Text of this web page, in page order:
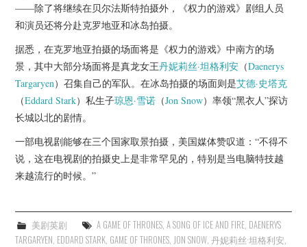
电影档期
推荐电影
——除了将继续在贝尔法斯特拍摄外，《权力的游戏》剧组人员
和演员还将分赴克罗地亚和冰岛拍摄。
据悉，在克罗地亚拍摄的场面将是《权力的游戏》中南方的场
景，其中大部分场面将是真龙女王丹妮莉丝·坦格利安 （Daenerys
Targaryen）召集自己的军队。在冰岛拍摄的场面则是艾德·史塔克
（Eddard Stark）私生子琼恩·雪诺 （Jon Snow）率领“黑衣人”探访
长城以北的剧情。
一部电视剧能够在三个国家取景拍摄，美国媒体赞叹道：“不得不
说，这在电视剧的拍摄史上是非常罕见的，特别是当电脑特技越
来越流行的时候。”
美剧英剧 A GAME OF THRONES, A SONG OF ICE AND FIRE, DAENERYS
TARGARYEN, EDDARD STARK, GAME OF THRONES, JON SNOW,丹妮莉丝·坦格利安,